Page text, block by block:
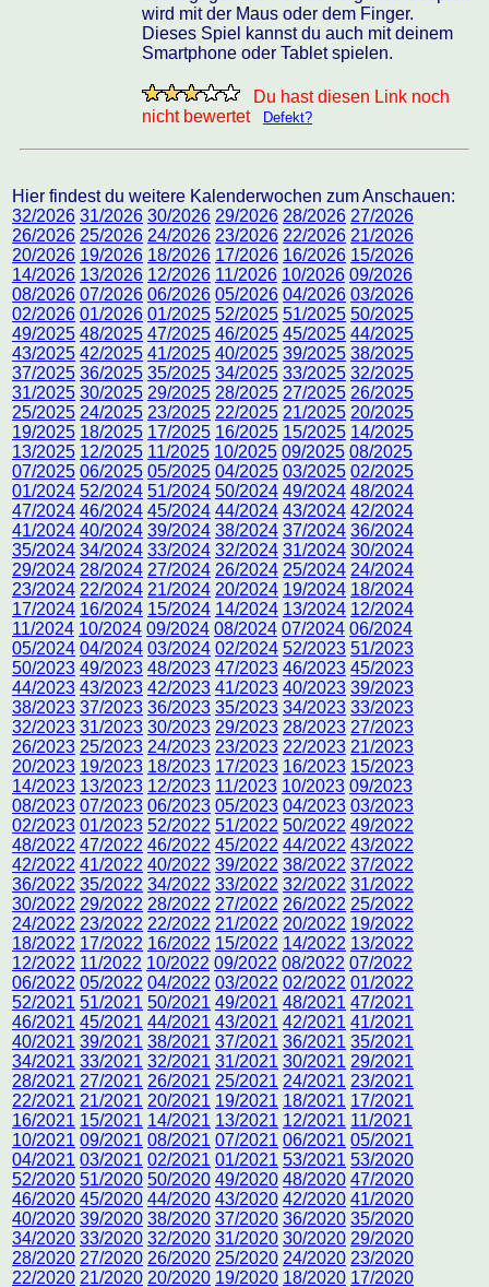
wird mit der Maus oder dem Finger.
Dieses Spiel kannst du auch mit deinem
Smartphone oder Tablet spielen.
Du hast diesen Link noch
nicht bewertet
Defekt?
Hier findest du weitere Kalenderwochen zum Anschauen:
32/2026 31/2026 30/2026 29/2026 28/2026 27/2026
26/2026 25/2026 24/2026 23/2026 22/2026 21/2026
20/2026 19/2026 18/2026 17/2026 16/2026 15/2026
14/2026 13/2026 12/2026 11/2026 10/2026 09/2026
08/2026 07/2026 06/2026 05/2026 04/2026 03/2026
02/2026 01/2026 01/2025 52/2025 51/2025 50/2025
49/2025 48/2025 47/2025 46/2025 45/2025 44/2025
43/2025 42/2025 41/2025 40/2025 39/2025 38/2025
37/2025 36/2025 35/2025 34/2025 33/2025 32/2025
31/2025 30/2025 29/2025 28/2025 27/2025 26/2025
25/2025 24/2025 23/2025 22/2025 21/2025 20/2025
19/2025 18/2025 17/2025 16/2025 15/2025 14/2025
13/2025 12/2025 11/2025 10/2025 09/2025 08/2025
07/2025 06/2025 05/2025 04/2025 03/2025 02/2025
01/2024 52/2024 51/2024 50/2024 49/2024 48/2024
47/2024 46/2024 45/2024 44/2024 43/2024 42/2024
41/2024 40/2024 39/2024 38/2024 37/2024 36/2024
35/2024 34/2024 33/2024 32/2024 31/2024 30/2024
29/2024 28/2024 27/2024 26/2024 25/2024 24/2024
23/2024 22/2024 21/2024 20/2024 19/2024 18/2024
17/2024 16/2024 15/2024 14/2024 13/2024 12/2024
11/2024 10/2024 09/2024 08/2024 07/2024 06/2024
05/2024 04/2024 03/2024 02/2024 52/2023 51/2023
50/2023 49/2023 48/2023 47/2023 46/2023 45/2023
44/2023 43/2023 42/2023 41/2023 40/2023 39/2023
38/2023 37/2023 36/2023 35/2023 34/2023 33/2023
32/2023 31/2023 30/2023 29/2023 28/2023 27/2023
26/2023 25/2023 24/2023 23/2023 22/2023 21/2023
20/2023 19/2023 18/2023 17/2023 16/2023 15/2023
14/2023 13/2023 12/2023 11/2023 10/2023 09/2023
08/2023 07/2023 06/2023 05/2023 04/2023 03/2023
02/2023 01/2023 52/2022 51/2022 50/2022 49/2022
48/2022 47/2022 46/2022 45/2022 44/2022 43/2022
42/2022 41/2022 40/2022 39/2022 38/2022 37/2022
36/2022 35/2022 34/2022 33/2022 32/2022 31/2022
30/2022 29/2022 28/2022 27/2022 26/2022 25/2022
24/2022 23/2022 22/2022 21/2022 20/2022 19/2022
18/2022 17/2022 16/2022 15/2022 14/2022 13/2022
12/2022 11/2022 10/2022 09/2022 08/2022 07/2022
06/2022 05/2022 04/2022 03/2022 02/2022 01/2022
52/2021 51/2021 50/2021 49/2021 48/2021 47/2021
46/2021 45/2021 44/2021 43/2021 42/2021 41/2021
40/2021 39/2021 38/2021 37/2021 36/2021 35/2021
34/2021 33/2021 32/2021 31/2021 30/2021 29/2021
28/2021 27/2021 26/2021 25/2021 24/2021 23/2021
22/2021 21/2021 20/2021 19/2021 18/2021 17/2021
16/2021 15/2021 14/2021 13/2021 12/2021 11/2021
10/2021 09/2021 08/2021 07/2021 06/2021 05/2021
04/2021 03/2021 02/2021 01/2021 53/2021 53/2020
52/2020 51/2020 50/2020 49/2020 48/2020 47/2020
46/2020 45/2020 44/2020 43/2020 42/2020 41/2020
40/2020 39/2020 38/2020 37/2020 36/2020 35/2020
34/2020 33/2020 32/2020 31/2020 30/2020 29/2020
28/2020 27/2020 26/2020 25/2020 24/2020 23/2020
22/2020 21/2020 20/2020 19/2020 18/2020 17/2020